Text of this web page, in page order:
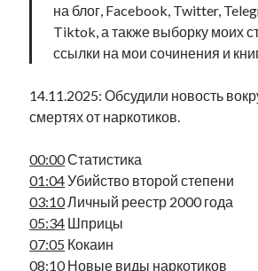
Метки
radio narva
ансиппиада
евросоюз интервью
катри райк кая каллас книга маська
нацменьшинства образование обучение
памятники парад клоунов
подкаст потеряны данные пресса
на блог, Facebook, Twitter,
Tiktok, а также выборку моих
ссылки на мои сочинения и
14.11.2025: Обсудили новость
смертях от наркотиков.
00:00Статистика
01:04Убийство второй степени
03:10Личный реестр 2000 года
05:34 Шприцы
07:05 Кокаин
08:10Новые виды наркотиков